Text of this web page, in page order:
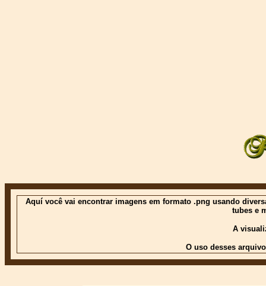
Aquí você vai encontrar imagens em formato .png usando
tubes e
A
O uso desses